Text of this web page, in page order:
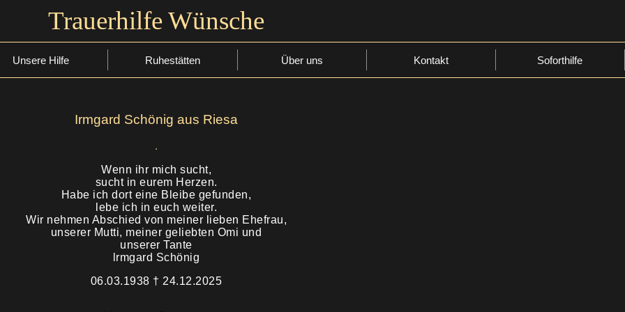
Unsere Hilfe Ruhestätten Über uns Kontakt Soforthilfe
Trauerhilfe Wünsche
Irmgard Schönig aus Riesa
Wenn ihr mich sucht,
sucht in eurem Herzen.
Habe ich dort eine Bleibe gefunden,
lebe ich in euch weiter.
Wir nehmen Abschied von meiner lieben Ehefrau,
unserer Mutti, meiner geliebten Omi und
unserer Tante
lrmgard Schönig
06.03.1938 † 24.12.2025